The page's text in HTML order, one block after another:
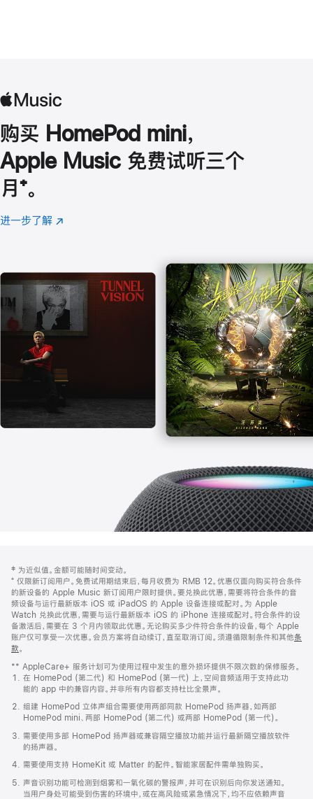
购买 HomePod mini，
Apple Music 免费试听三个
月 脚
注
⁺。
进一步了解 Apple
(在
口
中
打
开)
页
页
脚
注
‡ 为近似值。金额可能随时间变动。
⁺ 仅限新订阅用户。免费试用期结束后，每月收费为 RMB 12。优惠仅面向购买符合条件
的新设备的 Apple Music 新订阅用户限时提供。要兑换此优惠，需要将符合条件的音
频设备与运行最新版本 iOS 或 iPadOS 的 Apple 设备连接或配对。为 Apple
Watch 兑换此优惠，需要与运行最新版本 iOS 的 iPhone 连接或配对。符合条件的设
备激活后，需要在 3 个月内领取此优惠。无论购买多少件符合条件的设备，每个 Apple
账户仅可享受一次优惠。会员方案将自动续订，直至取消订阅。须遵循限制条件和其他条
款。
窗
口
中
打
开)
** AppleCare+ 服务计划可为使用过程中发生的意外损坏提供不限次数的保修服务。
在 HomePod (第二代) 和 HomePod (第一代) 上，空间音频适用于支持此功
能的 app 中的兼容内容。并非所有内容都支持杜比全景声。
组建 HomePod 立体声组合需要使用两部同款 HomePod 扬声器，如两部
HomePod mini、两部 HomePod (第二代) 或两部 HomePod (第一代)。
需要使用多部 HomePod 扬声器或兼容隔空播放功能并运行最新隔空播放软件
的扬声器。
需要使用支持 HomeKit 或 Matter 的配件。智能家居配件需单独购买。
声音识别功能可检测到烟雾和一氧化碳的警报声，并可在识别后向你发送通知。
当用户身处可能受到伤害的环境中，或在高风险或紧急情况下，均不应依赖声音